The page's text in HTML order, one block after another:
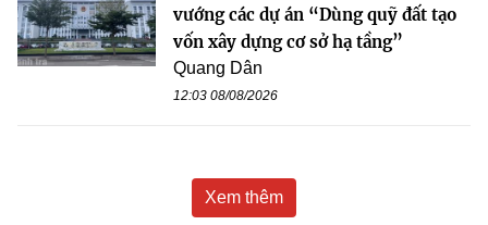
vướng các dự án “Dùng quỹ đất tạo
vốn xây dựng cơ sở hạ tầng”
Quang Dân
12:03 08/08/2026
Xem thêm